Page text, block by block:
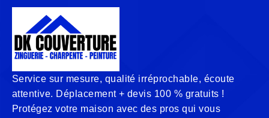
Service sur mesure, qualité irréprochable, écoute
attentive. Déplacement + devis 100 % gratuits !
Protégez votre maison avec des pros qui vous